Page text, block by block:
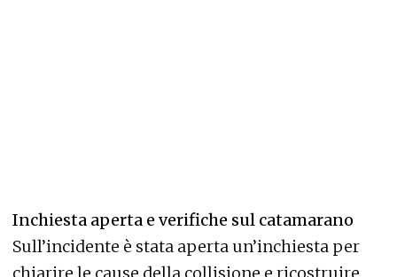
Inchiesta aperta e verifiche sul catamarano
Sull’incidente è stata aperta un’inchiesta per
chiarire le cause della collisione e ricostruire